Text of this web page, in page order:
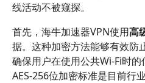
线活动不被窥探。
首先，海牛加速器VPN使用高
据。这种加密方法能够有效防
确保用户在使用公共Wi-Fi时
AES-256位加密标准是目前行